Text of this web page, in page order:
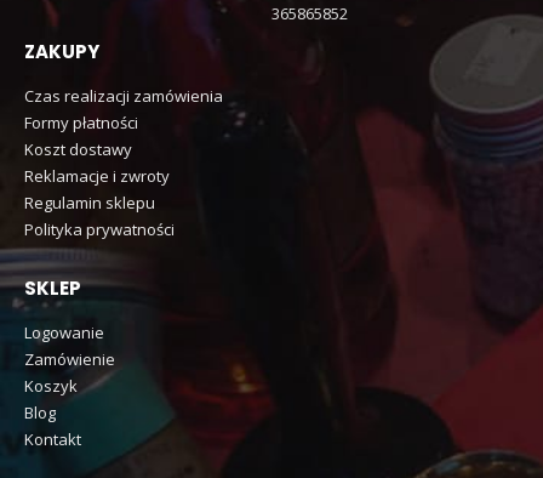
365865852
ZAKUPY
Czas realizacji zamówienia
Formy płatności
Koszt dostawy
Reklamacje i zwroty
Regulamin sklepu
Polityka prywatności
SKLEP
Logowanie
Zamówienie
Koszyk
Blog
Kontakt